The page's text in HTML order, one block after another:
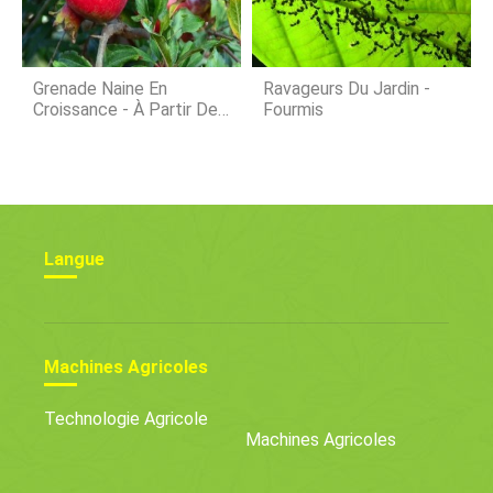
Grenade Naine En
Croissance - À Partir De
Ravageurs Du Jardin -
Fourmis
Langue
Machines Agricoles
Technologie Agricole
Machines Agricoles